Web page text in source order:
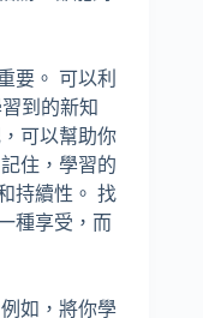
要。 可以利
到的新知
可以幫助你
住，學習的
持續性。 找
種享受，而
如，將你學